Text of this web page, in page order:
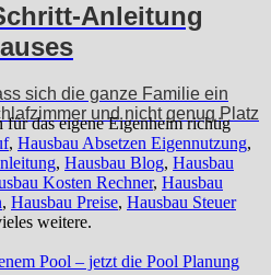
Anleitung
sich die ganze Familie ein
und nicht genug Platz
für das eigene Eigenheim richtig
, Hausbau Absetzen Eigennutzung,
, Hausbau Blog, Hausbau
Kosten Rechner, Hausbau
, Hausbau Preise, Hausbau Steuer
weitere.
Pool – jetzt die Pool Planung